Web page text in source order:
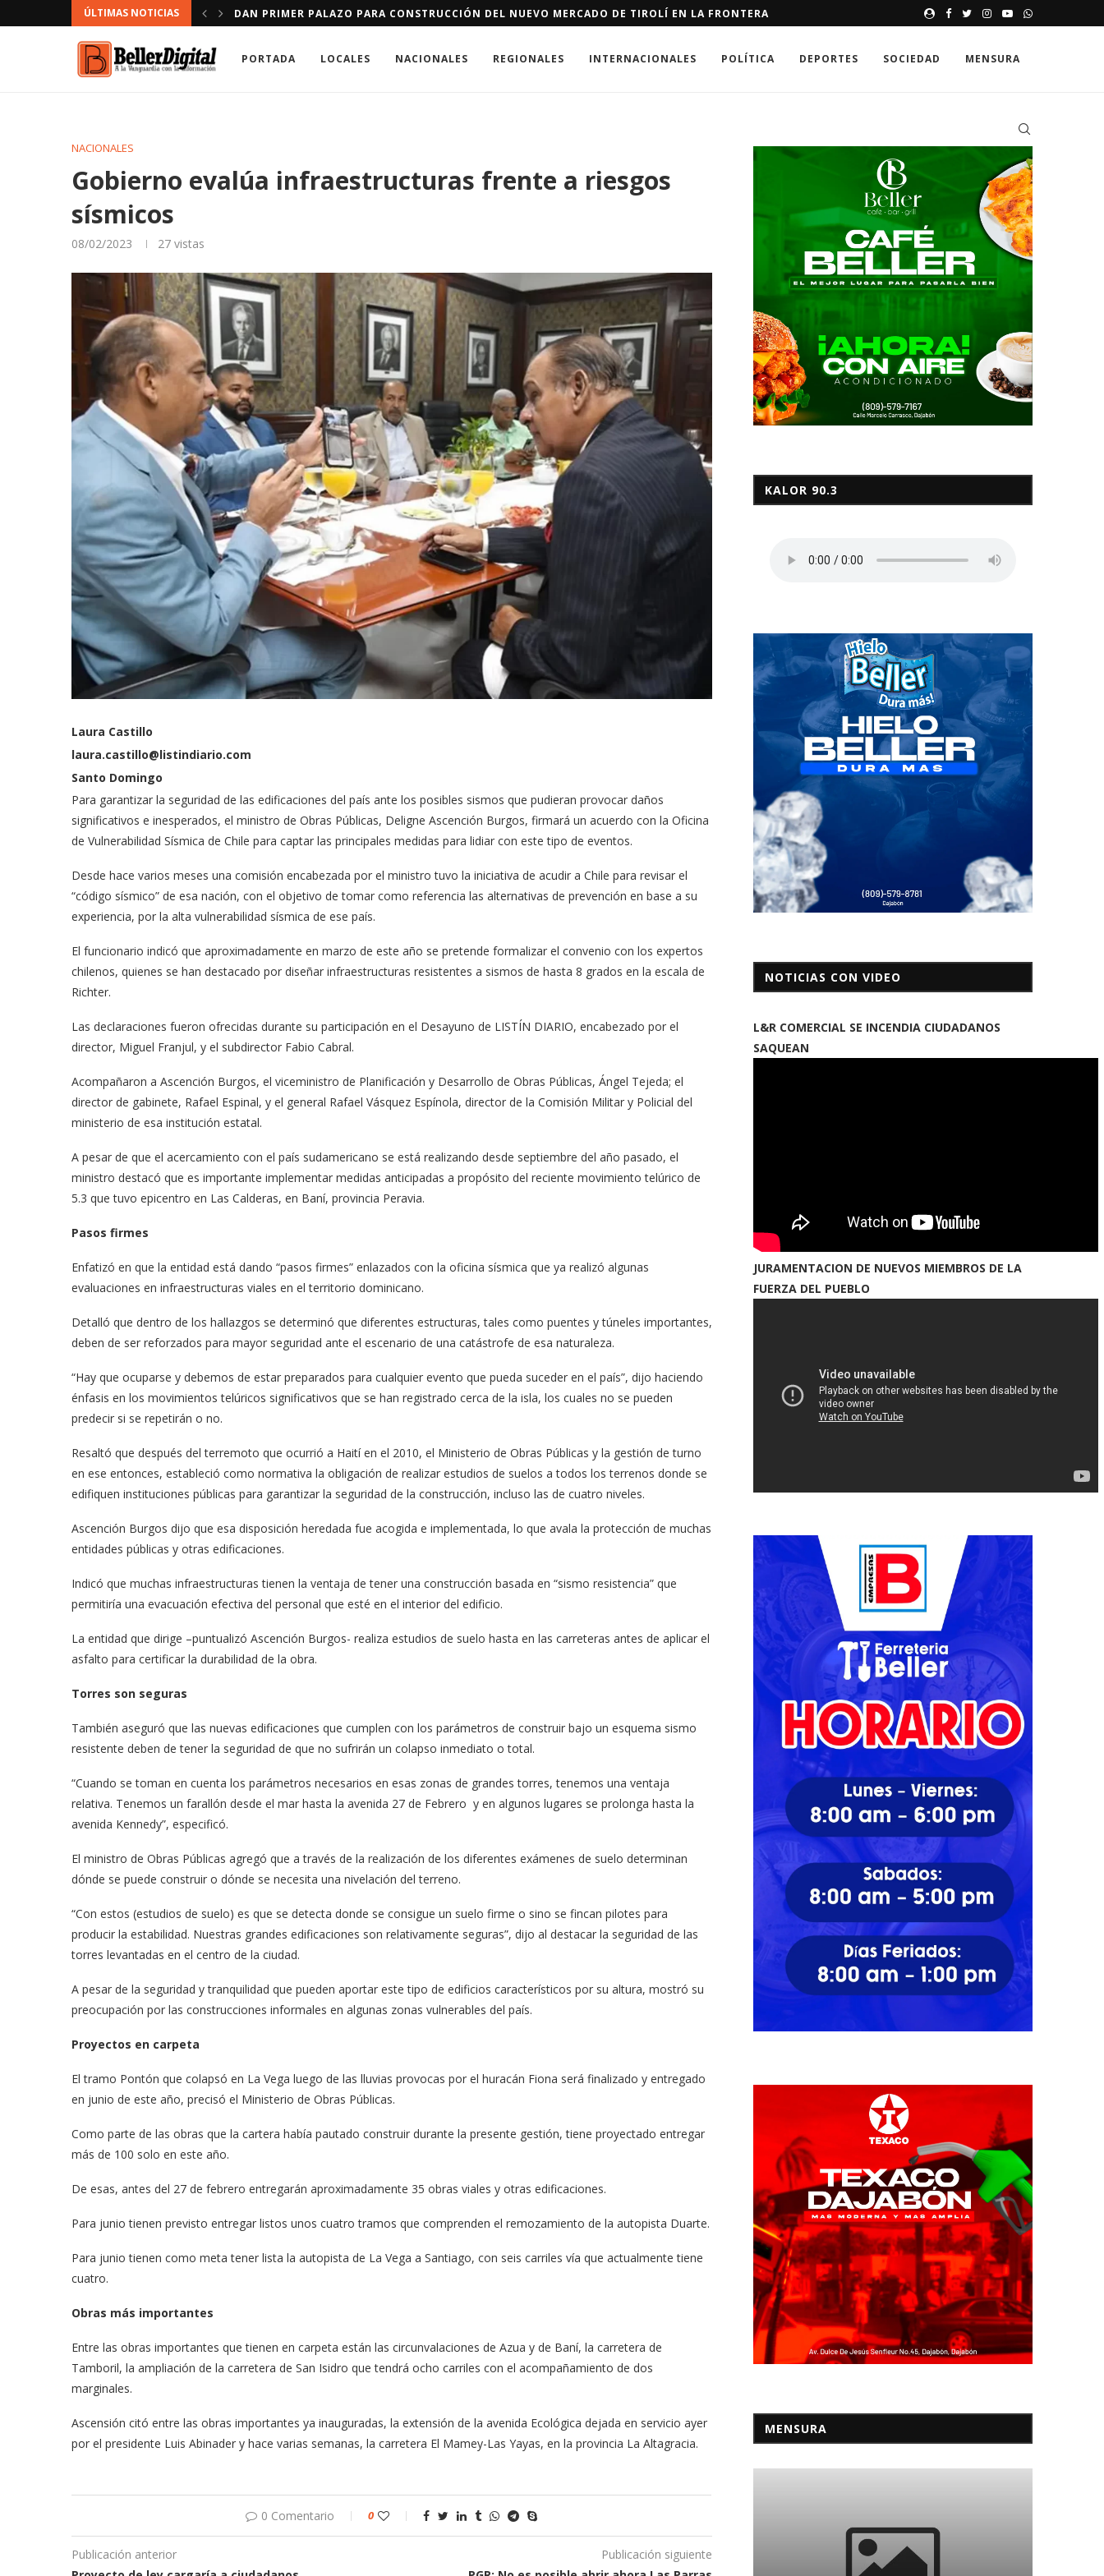
ÚLTIMAS NOTICIAS INFARTO CAUSA MÁS MUERTES QUE LOS CÁNCERES EN EL PAÍS ORGANIZACIONES DE BANÍ
PORTADA LOCALES NACIONALES REGIONALES INTERNACIONALES POLÍTICA DEPORTES SOCIEDAD MENSURA
NACIONALES
Gobierno evalúa infraestructuras frente a riesgos
sísmicos
08/02/2023 27 vistas
Laura Castillo
laura.castillo@listindiario.com
Santo Domingo
Para garantizar la seguridad de las edificaciones del país ante los posibles sismos que pudieran provocar daños
significativos e inesperados, el ministro de Obras Públicas, Deligne Ascención Burgos, firmará un acuerdo con la Oficina
de Vulnerabilidad Sísmica de Chile para captar las principales medidas para lidiar con este tipo de eventos.
Desde hace varios meses una comisión encabezada por el ministro tuvo la iniciativa de acudir a Chile para revisar el
“código sísmico” de esa nación, con el objetivo de tomar como referencia las alternativas de prevención en base a su
experiencia, por la alta vulnerabilidad sísmica de ese país.
El funcionario indicó que aproximadamente en marzo de este año se pretende formalizar el convenio con los expertos
chilenos, quienes se han destacado por diseñar infraestructuras resistentes a sismos de hasta 8 grados en la escala de
Richter.
Las declaraciones fueron ofrecidas durante su participación en el Desayuno de LISTÍN DIARIO, encabezado por el
director, Miguel Franjul, y el subdirector Fabio Cabral.
Acompañaron a Ascención Burgos, el viceministro de Planificación y Desarrollo de Obras Públicas, Ángel Tejeda; el
director de gabinete, Rafael Espinal, y el general Rafael Vásquez Espínola, director de la Comisión Militar y Policial del
ministerio de esa institución estatal.
A pesar de que el acercamiento con el país sudamericano se está realizando desde septiembre del año pasado, el
ministro destacó que es importante implementar medidas anticipadas a propósito del reciente movimiento telúrico de
5.3 que tuvo epicentro en Las Calderas, en Baní, provincia Peravia.
Pasos firmes
Enfatizó en que la entidad está dando “pasos firmes” enlazados con la oficina sísmica que ya realizó algunas
evaluaciones en infraestructuras viales en el territorio dominicano.
Detalló que dentro de los hallazgos se determinó que diferentes estructuras, tales como puentes y túneles importantes,
deben de ser reforzados para mayor seguridad ante el escenario de una catástrofe de esa naturaleza.
“Hay que ocuparse y debemos de estar preparados para cualquier evento que pueda suceder en el país”, dijo haciendo
énfasis en los movimientos telúricos significativos que se han registrado cerca de la isla, los cuales no se pueden
predecir si se repetirán o no.
Resaltó que después del terremoto que ocurrió a Haití en el 2010, el Ministerio de Obras Públicas y la gestión de turno
en ese entonces, estableció como normativa la obligación de realizar estudios de suelos a todos los terrenos donde se
edifiquen instituciones públicas para garantizar la seguridad de la construcción, incluso las de cuatro niveles.
Ascención Burgos dijo que esa disposición heredada fue acogida e implementada, lo que avala la protección de muchas
entidades públicas y otras edificaciones.
Indicó que muchas infraestructuras tienen la ventaja de tener una construcción basada en “sismo resistencia” que
permitiría una evacuación efectiva del personal que esté en el interior del edificio.
La entidad que dirige –puntualizó Ascención Burgos- realiza estudios de suelo hasta en las carreteras antes de aplicar el
asfalto para certificar la durabilidad de la obra.
Torres son seguras
También aseguró que las nuevas edificaciones que cumplen con los parámetros de construir bajo un esquema sismo
resistente deben de tener la seguridad de que no sufrirán un colapso inmediato o total.
“Cuando se toman en cuenta los parámetros necesarios en esas zonas de grandes torres, tenemos una ventaja
relativa. Tenemos un farallón desde el mar hasta la avenida 27 de Febrero y en algunos lugares se prolonga hasta la
avenida Kennedy”, especificó.
El ministro de Obras Públicas agregó que a través de la realización de los diferentes exámenes de suelo determinan
dónde se puede construir o dónde se necesita una nivelación del terreno.
“Con estos (estudios de suelo) es que se detecta donde se consigue un suelo firme o sino se fincan pilotes para
producir la estabilidad. Nuestras grandes edificaciones son relativamente seguras”, dijo al destacar la seguridad de las
torres levantadas en el centro de la ciudad.
A pesar de la seguridad y tranquilidad que pueden aportar este tipo de edificios característicos por su altura, mostró su
preocupación por las construcciones informales en algunas zonas vulnerables del país.
Proyectos en carpeta
El tramo Pontón que colapsó en La Vega luego de las lluvias provocas por el huracán Fiona será finalizado y entregado
en junio de este año, precisó el Ministerio de Obras Públicas.
Como parte de las obras que la cartera había pautado construir durante la presente gestión, tiene proyectado entregar
más de 100 solo en este año.
De esas, antes del 27 de febrero entregarán aproximadamente 35 obras viales y otras edificaciones.
Para junio tienen previsto entregar listos unos cuatro tramos que comprenden el remozamiento de la autopista Duarte.
Para junio tienen como meta tener lista la autopista de La Vega a Santiago, con seis carriles vía que actualmente tiene
cuatro.
Obras más importantes
Entre las obras importantes que tienen en carpeta están las circunvalaciones de Azua y de Baní, la carretera de
Tamboril, la ampliación de la carretera de San Isidro que tendrá ocho carriles con el acompañamiento de dos
marginales.
Ascensión citó entre las obras importantes ya inauguradas, la extensión de la avenida Ecológica dejada en servicio ayer
por el presidente Luis Abinader y hace varias semanas, la carretera El Mamey-Las Yayas, en la provincia La Altagracia.
0 Comentario 0
Publicación anterior
Publicación siguiente
KALOR 90.3
NOTICIAS CON VIDEO
L&R COMERCIAL SE INCENDIA CIUDADANOS
SAQUEAN
JURAMENTACION DE NUEVOS MIEMBROS DE LA
FUERZA DEL PUEBLO
MENSURA